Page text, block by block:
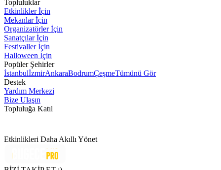
Topluluklar
Etkinlikler İçin
Mekanlar İçin
Organizatörler İçin
Sanatçılar İçin
Festivaller İçin
Halloween İçin
Popüler Şehirler
İstanbulİzmirAnkaraBodrumÇeşmeTümünü Gör
Destek
Yardım Merkezi
Bize Ulaşın
Topluluğa Katıl
Etkinlikleri Daha Akıllı Yönet